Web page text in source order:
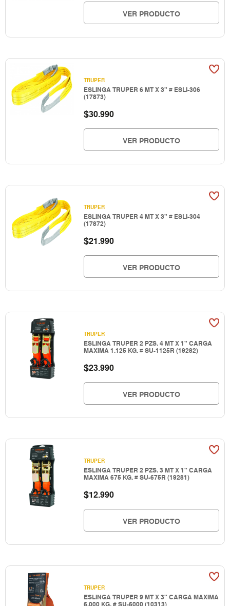
VER PRODUCTO
TRUPER
ESLINGA TRUPER 6 MT X 3" # ESLI-306
(17873)
$30.990
VER PRODUCTO
TRUPER
ESLINGA TRUPER 4 MT X 3" # ESLI-304
(17872)
$21.990
VER PRODUCTO
TRUPER
ESLINGA TRUPER 2 PZS. 4 MT X 1" CARGA
MAXIMA 1.125 KG. # SU-1125R (19282)
$23.990
VER PRODUCTO
TRUPER
ESLINGA TRUPER 2 PZS. 3 MT X 1" CARGA
MAXIMA 675 KG. # SU-675R (19281)
$12.990
VER PRODUCTO
TRUPER
ESLINGA TRUPER 9 MT X 3" CARGA MAXIMA
6.000 KG. # SU-6000 (10313)